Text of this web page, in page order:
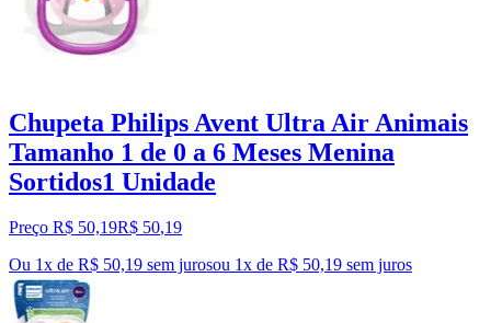
Chupeta Philips Avent Ultra Air Animais
Tamanho 1 de 0 a 6 Meses Menina
Sortidos1 Unidade
Preço R$ 50,19R$ 50,19
Ou 1x de R$ 50,19 sem jurosou 1x de R$ 50,19 sem juros